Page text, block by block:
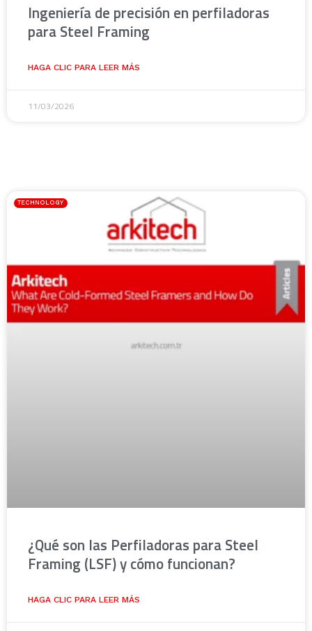
Ingeniería de precisión en perfiladoras
para Steel Framing
HAGA CLIC PARA LEER MÁS
11/03/2026
TECHNOLOGY
¿Qué son las Perfiladoras para Steel
Framing (LSF) y cómo funcionan?
HAGA CLIC PARA LEER MÁS